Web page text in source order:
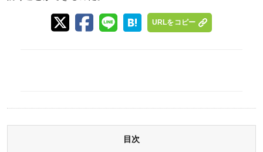
URLをコピー
目次